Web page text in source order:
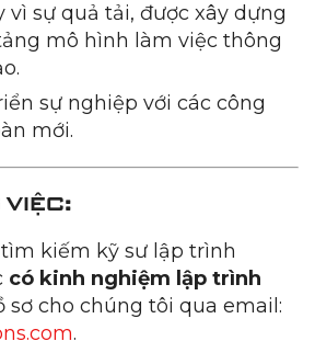
vì sự quả tải, được xây dựng
mô hình làm việc thông
sự nghiệp với các công
mới.
VIỆC:
kiếm kỹ sư lập trình
có kinh nghiệm lập trình
sơ cho chúng tôi qua email:
.